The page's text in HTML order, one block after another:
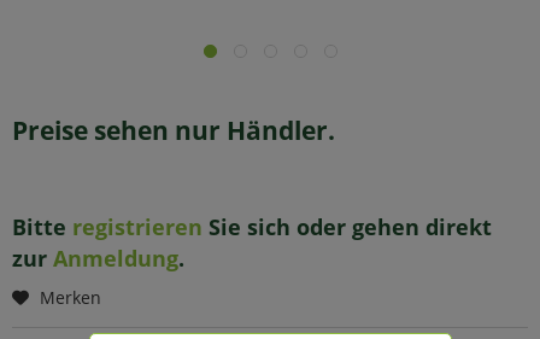
Preise sehen nur Händler.
Bitte registrieren Sie sich oder gehen direkt
zur Anmeldung.
Merken